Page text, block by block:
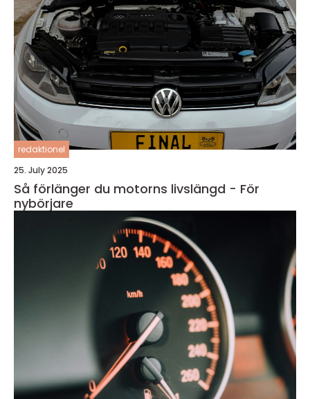
redaktionel
25. July 2025
Så förlänger du motorns livslängd - För
nybörjare